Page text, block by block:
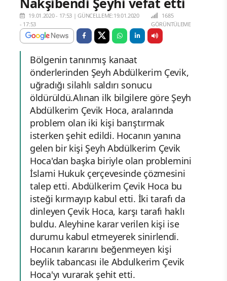
19.01.2020 - 17:53 |GÜNCELLEME:19.01.2020
- 17:53
1685
GÖRÜNTÜLEME
Bölgenin tanınmış kanaat
önderlerinden Şeyh Abdülkerim Çevik,
uğradığı silahlı saldırı sonucu
öldürüldü.Alınan ilk bilgilere göre Şeyh
Abdülkerim Çevik Hoca, aralarında
problem olan iki kişi barıştırmak
isterken şehit edildi. Hocanın yanına
gelen bir kişi Şeyh Abdülkerim Çevik
Hoca'dan başka biriyle olan problemini
İslami Hukuk çerçevesinde çözmesini
talep etti. Abdülkerim Çevik Hoca bu
isteği kırmayıp kabul etti. İki tarafı da
dinleyen Çevik Hoca, karşı tarafı haklı
buldu. Aleyhine karar verilen kişi ise
durumu kabul etmeyerek sinirlendi.
Hocanın kararını beğenmeyen kişi
beylik tabancası ile Abdulkerim Çevik
Hoca'yı vurarak şehit etti.